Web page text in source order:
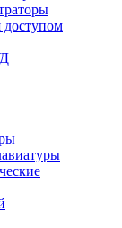
доступом